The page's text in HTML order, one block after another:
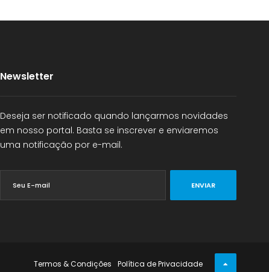
Newsletter
Deseja ser notificado quando lançarmos novidades
em nosso portal. Basta se inscrever e enviaremos
uma notificação por e-mail.
ENVIAR
Termos & Condições Política de Privacidade